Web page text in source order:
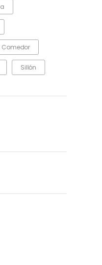
Comedor
Sillón